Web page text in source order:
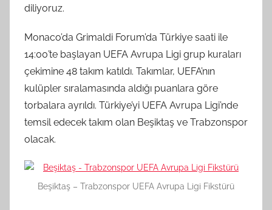
diliyoruz.
Monaco’da Grimaldi Forum’da Türkiye saati ile
14:00’te başlayan UEFA Avrupa Ligi grup kuraları
çekimine 48 takım katıldı. Takımlar, UEFA’nın
kulüpler sıralamasında aldığı puanlara göre
torbalara ayrıldı. Türkiye’yi UEFA Avrupa Ligi’nde
temsil edecek takım olan Beşiktaş ve Trabzonspor
olacak.
Beşiktaş – Trabzonspor UEFA Avrupa Ligi Fikstürü